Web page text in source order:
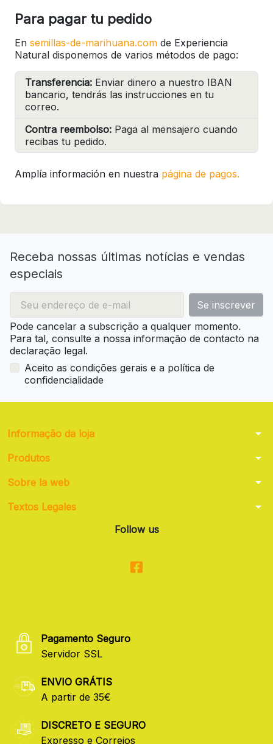
Para pagar tu pedido
En semillas-de-marihuana.com de Experiencia
Natural disponemos de varios métodos de pago:
Transferencia: Enviar dinero a nuestro IBAN
bancario, tendrás las instrucciones en tu
correo.
Contra reembolso: Paga al mensajero cuando
recibas tu pedido.
Amplía información en nuestra página de pagos.
Receba nossas últimas notícias e vendas
especiais
Pode cancelar a subscrição a qualquer momento.
Para tal, consulte a nossa informação de contacto na
declaração legal.
Aceito as condições gerais e a política de
confidencialidade
Informação da loja arrow_drop_down
Produtos arrow_drop_down
Sobre la web arrow_drop_down
Textos Legales arrow_drop_down
Follow us
Pagamento Seguro
Servidor SSL
ENVIO GRÁTIS
A partir de 35€
DISCRETO E SEGURO
Expresso e Correios